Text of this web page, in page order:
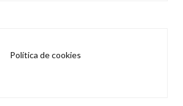
Política de cookies